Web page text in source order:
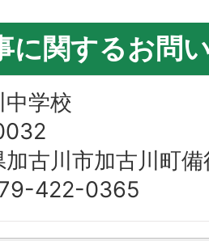
に関するお問
学校
古川市加古川町
422-0365